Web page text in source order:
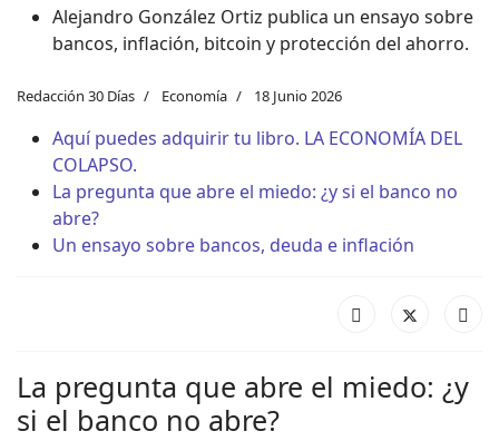
Alejandro González Ortiz publica un ensayo sobre
bancos, inflación, bitcoin y protección del ahorro.
Redacción 30 Días Economía 18 Junio 2026
Aquí puedes adquirir tu libro. LA ECONOMÍA DEL
COLAPSO.
La pregunta que abre el miedo: ¿y si el banco no
abre?
Un ensayo sobre bancos, deuda e inflación
La pregunta que abre el miedo: ¿y
si el banco no abre?